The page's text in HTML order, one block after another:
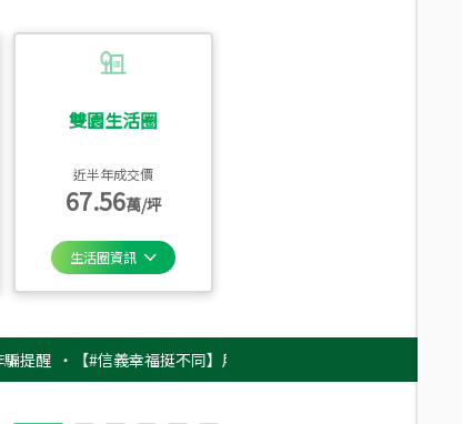
雙園生活圈
近半年成交價
67.56萬/坪
生活圈資訊
‧【#信義幸福挺不同】用實力，讓升職免抽號碼牌！最新雇主品